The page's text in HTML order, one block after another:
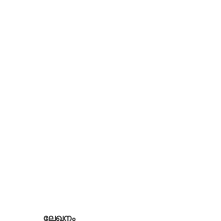
ലേഖനം